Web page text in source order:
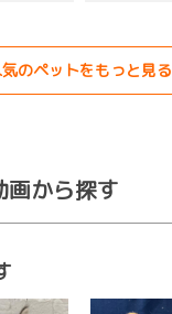
のペットをもっと見る
画から探す